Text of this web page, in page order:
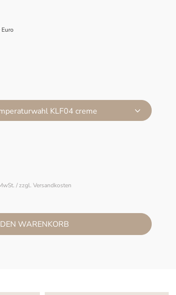
KLF04 creme
/ zzgl. Versandkosten
WARENKORB